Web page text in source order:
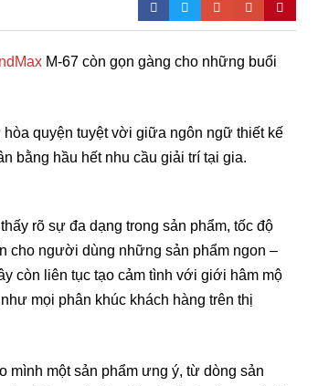
M-67 còn gọn gàng cho những buổi
quyện tuyệt vời giữa ngôn ngữ thiết kế
bằng hầu hết nhu cầu giải trí tại gia.
rõ sự đa dạng trong sản phẩm, tốc độ
cho người dùng những sản phẩm ngon –
còn liên tục tạo cảm tình với giới hâm mộ
mọi phân khúc khách hàng trên thị
một sản phẩm ưng ý, từ dòng sản